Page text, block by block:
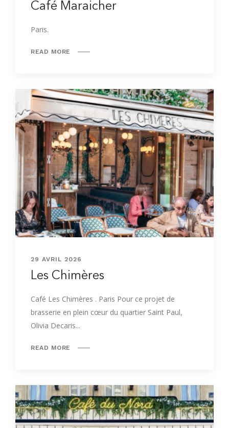
Café Maraicher
Paris.
READ MORE
29 AVRIL 2026
Les Chimères
Café Les Chimères . Paris Pour ce projet de
brasserie en plein cœur du quartier Saint Paul,
Olivia Decaris...
READ MORE